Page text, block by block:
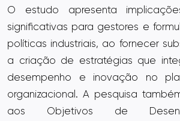
O estudo apresenta
significativas para gestores e
políticas industriais, ao fornecer
a criação de estratégias que
desempenho e inovação no
organizacional. A pesquisa
aos Objetivos de